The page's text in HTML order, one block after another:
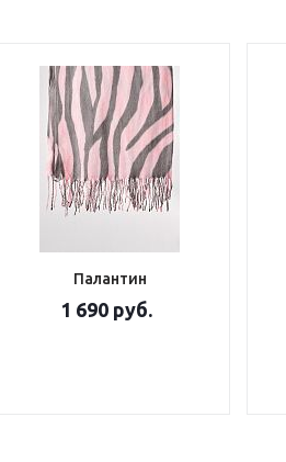
Палантин
1 690 руб.